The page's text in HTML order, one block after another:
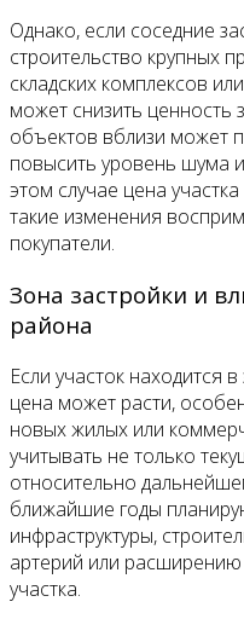
Однако, если соседние
строительство крупных
складских комплексов
может снизить ценность
объектов вблизи может
повысить уровень шума
этом случае цена
такие изменения
покупатели.
Зона застройки и
района
Если участок находится
цена может расти,
новых жилых или
учитывать не только
относительно
ближайшие годы
инфраструктуры,
артерий или
участка.